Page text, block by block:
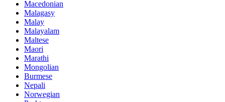
Macedonian
Malagasy
Malay
Malayalam
Maltese
Maori
Marathi
Mongolian
Burmese
Nepali
Norwegian